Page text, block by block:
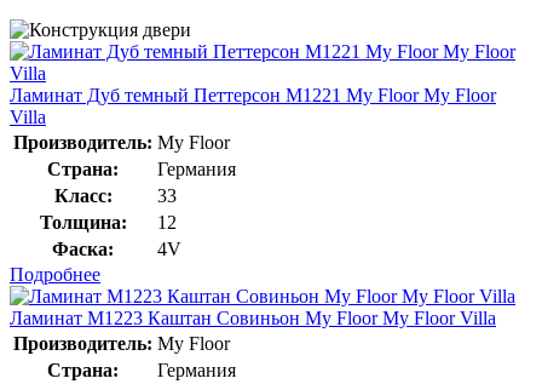
Ламинат Дуб темный Петтерсон M1221 My Floor My Floor
Villa
Производитель: My Floor
Страна:
Германия
Класс:
33
Толщина:
12
Фаска:
4V
Подробнее
Ламинат M1223 Каштан Совиньон My Floor My Floor Villa
Производитель: My Floor
Страна:
Германия